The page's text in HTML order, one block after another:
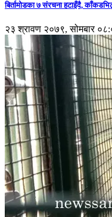
बिर्तामोडका ७ संरचना हटाइँदै,
२३ श्रावण २०७९, सोमबार